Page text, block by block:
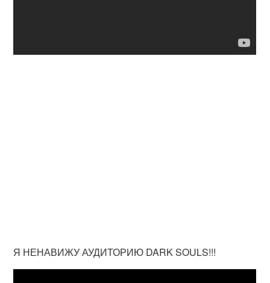
Я НЕНАВИЖУ АУДИТОРИЮ DARK SOULS!!!